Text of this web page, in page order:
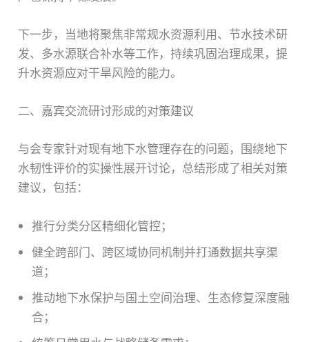
下一步，当地将聚焦非常规水资源利用、节水技术研
发、多水源联合补水等工作，持续巩固治理成果，提
升水资源应对干旱风险的能力。
二、嘉宾交流研讨形成的对策建议
与会专家针对现有地下水管理存在的问题，围绕地下
水韧性评价的实操性展开讨论，总结形成了相关对策
建议，包括：
推行分类分区精细化管控；
健全跨部门、跨区域协同机制并打通数据共享渠
道；
推动地下水保护与国土空间治理、生态修复深度融
合；